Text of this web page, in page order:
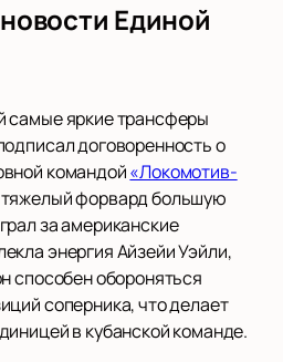
Единой
самые яркие трансферы
договоренность о
командой«Локомотив-
тяжелый форвард большую
за американские
энергия Айзейи Уэйли,
способен обороняться
соперника, что делает
в кубанской команде.